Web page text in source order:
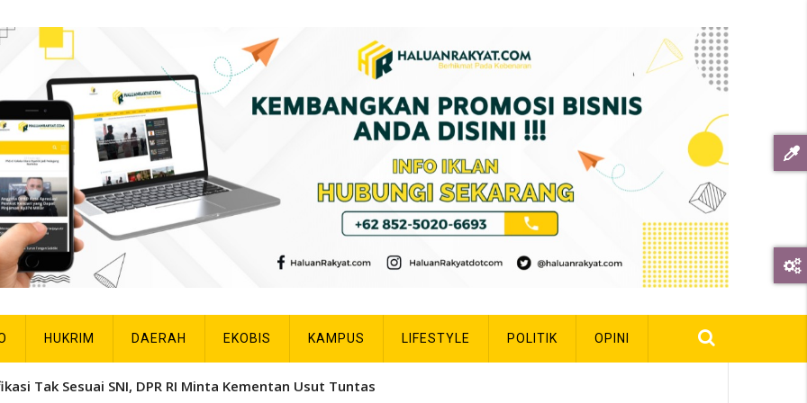
HUKRIM DAERAH EKOBIS KAMPUS LIFESTYLE POLITIK OPINI
Tak Sesuai SNI, DPR RI Minta Kementan Usut Tuntas